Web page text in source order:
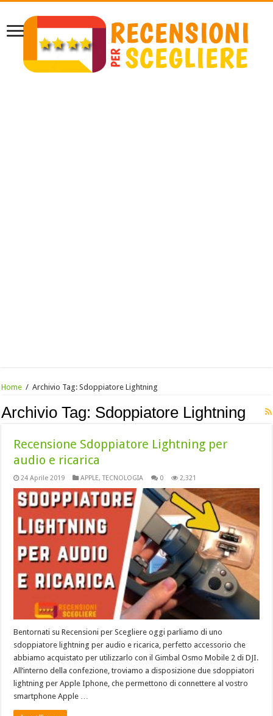
Home / Archivio Tag:Sdoppiatore Lightning
Archivio Tag: Sdoppiatore Lightning
Recensione Sdoppiatore Lightning per
audio e ricarica
24 Aprile 2019 APPLE,TECNOLOGIA 0 2,321
Bentornati su Recensioni per Scegliere oggi parliamo di uno
sdoppiatore lightning per audio e ricarica, perfetto accessorio che
abbiamo acquistato per utilizzarlo con il Gimbal Osmo Mobile 2 di DJI.
All’interno della confezione, troviamo a disposizione due sdoppiatori
lightning per Apple Iphone, che permettono di connettere al vostro
smartphone Apple …